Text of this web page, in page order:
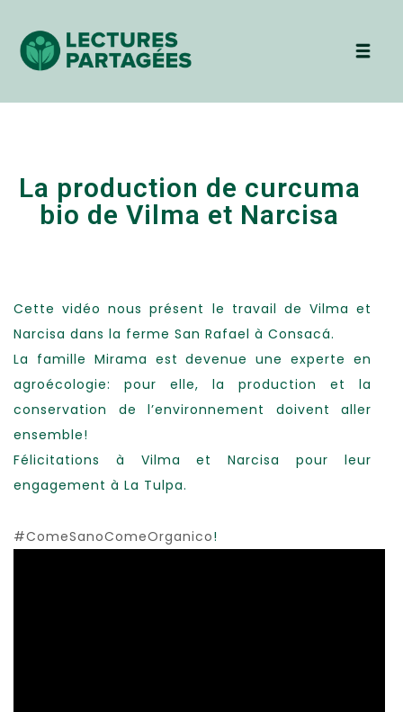
La production de curcuma
bio de Vilma et Narcisa
Cette vidéo nous présent le travail de Vilma et
Narcisa dans la ferme San Rafael à Consacá.
La famille Mirama est devenue une experte en
agroécologie: pour elle, la production et la
conservation de l’environnement doivent aller
ensemble!
Félicitations à Vilma et Narcisa pour leur
engagement à La Tulpa.
#ComeSanoComeOrganico!